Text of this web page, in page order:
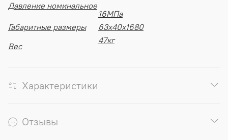
Давление номинальное
16МПа
Габаритные размеры
63х40х1680
Вес
47кг
Характеристики
Отзывы